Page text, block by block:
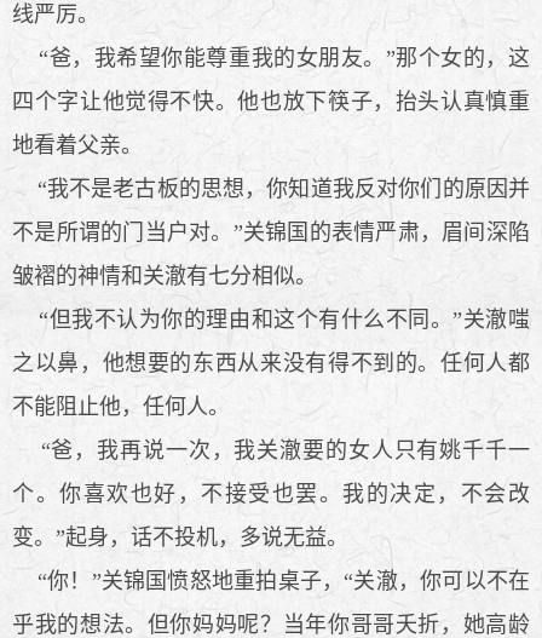
线严厉。
“爸，我希望你能尊重我的女朋友。”那个女的，这
四个字让他觉得不快。他也放下筷子，抬头认真慎重
地看着父亲。
“我不是老古板的思想，你知道我反对你们的原因并
不是所谓的门当户对。”关锦国的表情严肃，眉间深陷
皱褶的神情和关澈有七分相似。
“但我不认为你的理由和这个有什么不同。”关澈嗤
之以鼻，他想要的东西从来没有得不到的。任何人都
不能阻止他，任何人。
“爸，我再说一次，我关澈要的女人只有姚千千一
个。你喜欢也好，不接受也罢。我的决定，不会改
变。”起身，话不投机，多说无益。
“你！”关锦国愤怒地重拍桌子，“关澈，你可以不在
乎我的想法。但你妈妈呢？当年你哥哥夭折，她高龄